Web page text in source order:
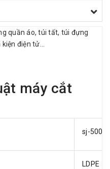
quần áo, túi tất, túi đựng
điện tử...
máy cắt
sj-500
LDPE